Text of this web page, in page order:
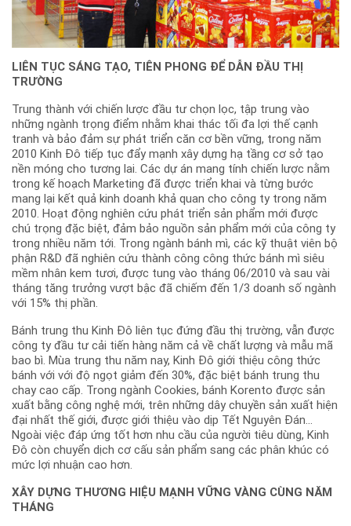
LIÊN TỤC SÁNG TẠO, TIÊN PHONG ĐỂ DẪN ĐẦU THỊ
TRƯỜNG
Trung thành với chiến lược đầu tư chọn lọc, tập trung vào
những ngành trọng điểm nhằm khai thác tối đa lợi thế cạnh
tranh và bảo đảm sự phát triển căn cơ bền vững, trong năm
2010 Kinh Đô tiếp tục đẩy mạnh xây dựng hạ tầng cơ sở tạo
nền móng cho tương lai. Các dự án mang tính chiến lược nằm
trong kế hoạch Marketing đã được triển khai và từng bước
mang lại kết quả kinh doanh khả quan cho công ty trong năm
2010. Hoạt động nghiên cứu phát triển sản phẩm mới được
chú trọng đặc biệt, đảm bảo nguồn sản phẩm mới của công ty
trong nhiều năm tới. Trong ngành bánh mì, các kỹ thuật viên bộ
phận R&D đã nghiên cứu thành công công thức bánh mì siêu
mềm nhân kem tươi, được tung vào tháng 06/2010 và sau vài
tháng tăng trưởng vượt bậc đã chiếm đến 1/3 doanh số ngành
với 15% thị phần.
Bánh trung thu Kinh Đô liên tục đứng đầu thị trường, vẫn được
công ty đầu tư cải tiến hàng năm cả về chất lượng và mẫu mã
bao bì. Mùa trung thu năm nay, Kinh Đô giới thiệu công thức
bánh với với độ ngọt giảm đến 30%, đặc biệt bánh trung thu
chay cao cấp. Trong ngành Cookies, bánh Korento được sản
xuất bằng công nghệ mới, trên những dây chuyền sản xuất hiện
đại nhất thế giới, được giới thiệu vào dịp Tết Nguyên Đán…
Ngoài việc đáp ứng tốt hơn nhu cầu của người tiêu dùng, Kinh
Đô còn chuyển dịch cơ cấu sản phẩm sang các phân khúc có
mức lợi nhuận cao hơn.
XÂY DỰNG THƯƠNG HIỆU MẠNH VỮNG VÀNG CÙNG NĂM
THÁNG